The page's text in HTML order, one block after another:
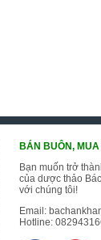
BÁN BUÔN, MUA
Bạn muốn trở
của dược thảo
với chúng tôi!
Email:
Hotline: